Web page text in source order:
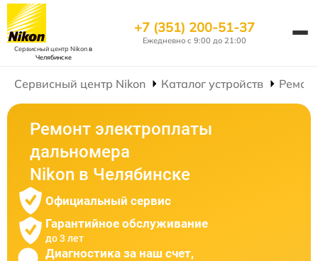
Сервисный центр Nikonв
Челябинске
+7 (351) 200-51-37
Ежедневно с 9:00 до 21:00
Сервисный центр Nikon Каталог устройств
Ремонт электроплаты
дальномера
Nikon в Челябинске
Официальный сервис
Гарантийное обслуживание
до 3 лет
Диагностика за наш счет,